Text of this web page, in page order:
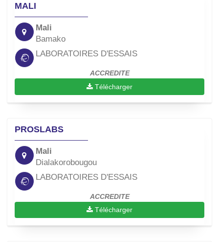
MALI
Mali
Bamako
LABORATOIRES D'ESSAIS
ACCREDITE
Télécharger
PROSLABS
Mali
Dialakorobougou
LABORATOIRES D'ESSAIS
ACCREDITE
Télécharger